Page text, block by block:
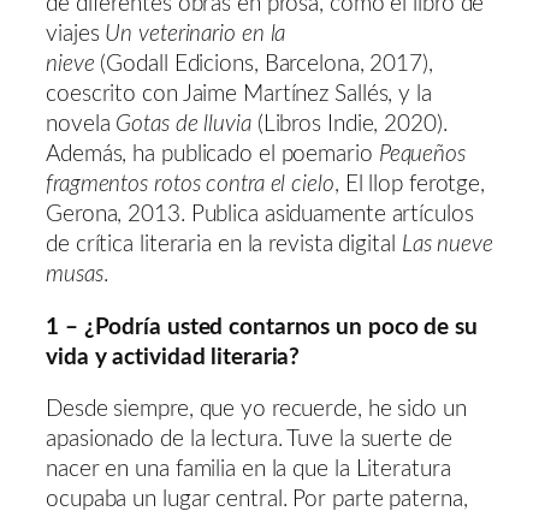
de diferentes obras en prosa, como el libro de
viajes Un veterinario en la
nieve (Godall Edicions, Barcelona, 2017),
coescrito con Jaime Martínez Sallés, y la
novela Gotas de lluvia(Libros Indie, 2020).
Además, ha publicado el poemario Pequeños
fragmentos rotos contra el cielo, El llop ferotge,
Gerona, 2013. Publica asiduamente artículos
de crítica literaria en la revista digital Las nueve
musas.
1 – ¿Podría usted contarnos un poco de su
vida y actividad literaria?
Desde siempre, que yo recuerde, he sido un
apasionado de la lectura. Tuve la suerte de
nacer en una familia en la que la Literatura
ocupaba un lugar central. Por parte paterna,